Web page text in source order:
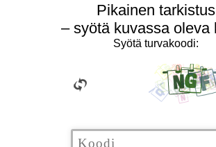
Pikainen tarkistus
– syötä kuvassa oleva
Syötä turvakoodi: